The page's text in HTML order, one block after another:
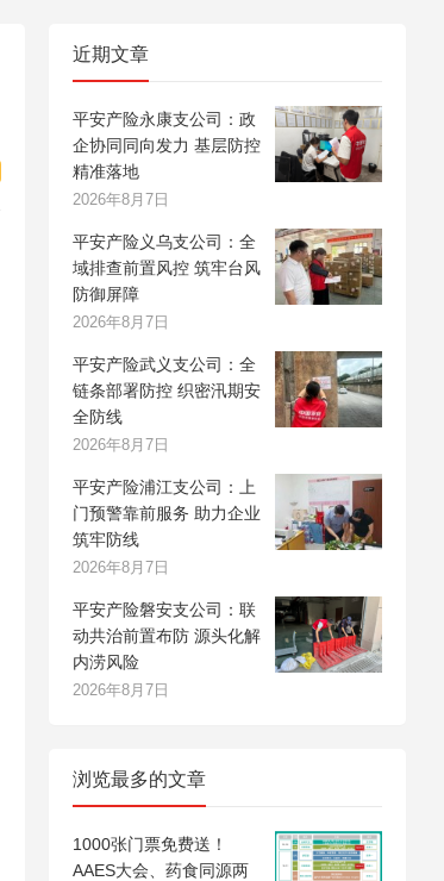
近期文章
平安产险永康支公司：政
企协同同向发力 基层防控
精准落地
2026年8月7日
平安产险义乌支公司：全
域排查前置风控 筑牢台风
防御屏障
2026年8月7日
平安产险武义支公司：全
链条部署防控 织密汛期安
全防线
2026年8月7日
平安产险浦江支公司：上
门预警靠前服务 助力企业
筑牢防线
2026年8月7日
平安产险磐安支公司：联
动共治前置布防 源头化解
内涝风险
2026年8月7日
浏览最多的文章
1000张门票免费送！
AAES大会、药食同源两